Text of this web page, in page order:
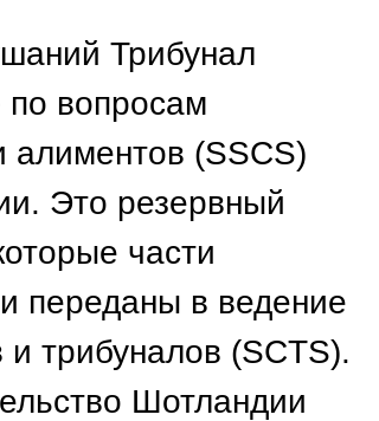
Трибунал
по вопросам
алиментов (SSCS)
Это резервный
части
переданы в ведение
трибуналов (SCTS).
Шотландии